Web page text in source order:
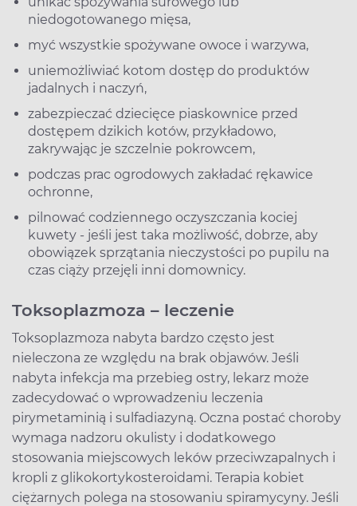
niedogotowanego mięsa,
myć wszystkie spożywane owoce i warzywa,
uniemożliwiać kotom dostęp do produktów
jadalnych i naczyń,
zabezpieczać dziecięce piaskownice przed
dostępem dzikich kotów, przykładowo,
zakrywając je szczelnie pokrowcem,
podczas prac ogrodowych zakładać rękawice
ochronne,
pilnować codziennego oczyszczania kociej
kuwety - jeśli jest taka możliwość, dobrze, aby
obowiązek sprzątania nieczystości po pupilu na
czas ciąży przejęli inni domownicy.
Toksoplazmoza – leczenie
Toksoplazmoza nabyta bardzo często jest
nieleczona ze względu na brak objawów. Jeśli
nabyta infekcja ma przebieg ostry, lekarz może
zadecydować o wprowadzeniu leczenia
pirymetaminią i sulfadiazyną. Oczna postać choroby
wymaga nadzoru okulisty i dodatkowego
stosowania miejscowych leków przeciwzapalnych i
kropli z glikokortykosteroidami. Terapia kobiet
ciężarnych polega na stosowaniu spiramycyny. Jeśli